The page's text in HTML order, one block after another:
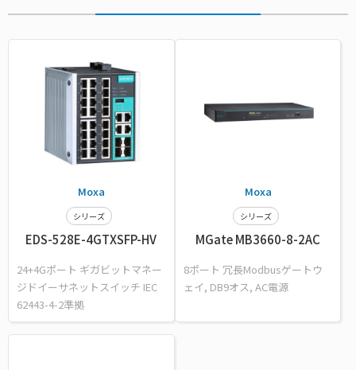
Moxa
シリーズ
EDS-528E-4GTXSFP-HV
24+4Gポート ギガビットマネー
ジドイーサネットスイッチ IEC
62443-4-2準拠
Moxa
シリーズ
MGate MB3660-8-2AC
8ポート 冗長Modbusゲートウ
ェイ, DB9オス, AC電源